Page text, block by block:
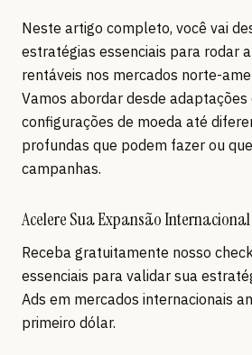
Neste artigo completo, você vai
estratégias essenciais para rodar
rentáveis nos mercados norte-
Vamos abordar desde adaptações
configurações de moeda até
profundas que podem fazer ou
campanhas.
Acelere Sua Expansão Internacional
Receba gratuitamente nosso
essenciais para validar sua
Ads em mercados internacionais
primeiro dólar.